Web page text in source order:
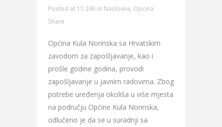
Posted at 11:26h in Naslovna, Općina
Share
Općina Kula Norinska sa Hrvatskim
zavodom za zapošljavanje, kao i
prošle godine godina, provodi
zapošljavanje u javnim radovima. Zbog
potrebe uređenja okoliša u više mjesta
na području Općine Kula Norinska,
odlučeno je da se u suradnji sa